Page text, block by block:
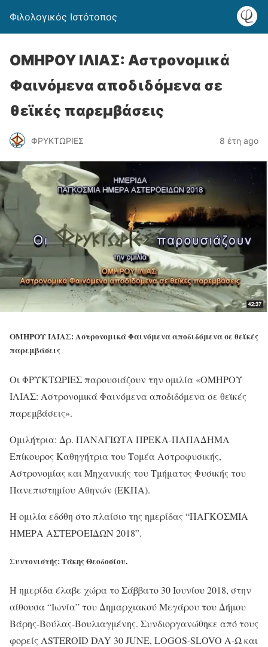
Φιλολογικός Ιστότοπος
ΟΜΗΡΟΥ ΙΛΙΑΣ: Αστρονομικά
Φαινόμενα αποδιδόμενα σε
θεϊκές παρεμβάσεις
ΦΡΥΚΤΩΡΙΕΣ 8 έτη ago
ΟΜΗΡΟΥ ΙΛΙΑΣ: Αστρονομικά Φαινόμενα αποδιδόμενα σε θεϊκές
παρεμβάσεις
Οι ΦΡΥΚΤΩΡΙΕΣ παρουσιάζουν την ομιλία «ΟΜΗΡΟΥ
ΙΛΙΑΣ: Αστρονομικά Φαινόμενα αποδιδόμενα σε θεϊκές
παρεμβάσεις».
Ομιλήτρια: Δρ. ΠΑΝΑΓΙΩΤΑ ΠΡΕΚΑ-ΠΑΠΑΔΗΜΑ
Επίκουρος Καθηγήτρια του Τομέα Αστροφυσικής,
Αστρονομίας και Μηχανικής του Τμήματος Φυσικής του
Πανεπιστημίου Αθηνών (ΕΚΠΑ).
Η ομιλία εδόθη στο πλαίσιο της ημερίδας “ΠΑΓΚΟΣΜΙΑ
ΗΜΕΡΑ ΑΣΤΕΡΟΕΙΔΩΝ 2018”.
Συντονιστής: Τάκης Θεοδοσίου.
Η ημερίδα έλαβε χώρα το Σάββατο 30 Ιουνίου 2018, στην
αίθουσα “Ιωνία” του Δημαρχιακού Μεγάρου του Δήμου
Βάρης-Βούλας-Βουλιαγμένης. Συνδιοργανώθηκε από τους
φορείς ASTEROID DAY 30 JUNE, LOGOS-SLOVO Α-Ω και